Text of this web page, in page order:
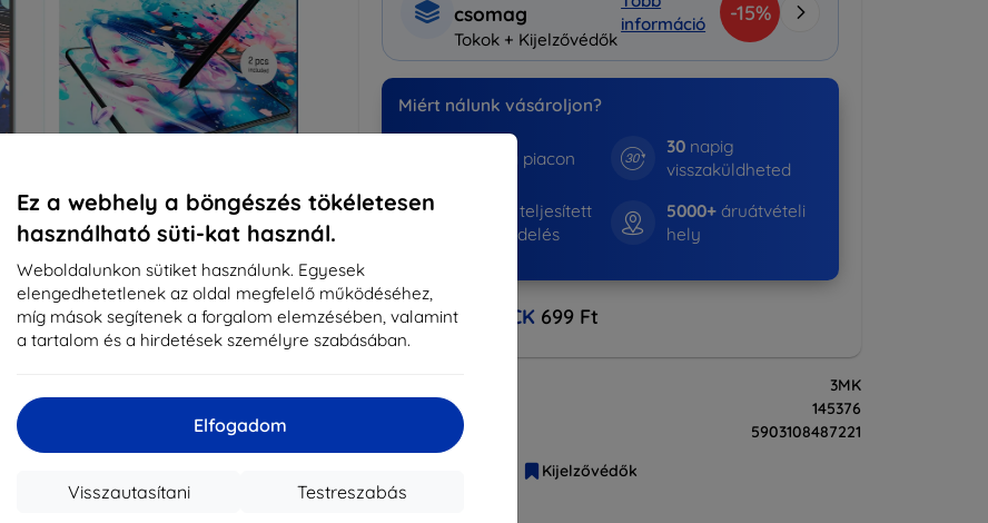
Ez a webhely a böngészés tökéletesen
használható süti-kat használ.
Weboldalunkon sütiket használunk. Egyesek
elengedhetetlenek az oldal megfelelő működéséhez,
míg mások segítenek a forgalom elemzésében, valamint
a tartalom és a hirdetések személyre szabásában.
Elfogadom
Testreszabás
Visszautasítani
csomag
Tokok + Kijelzővédők
információ
-15%
Miért nálunk vásároljon?
éve a piacon
30napig
visszaküldheted
teljesített
megrendelés
5000+áruátvételi
hely
CASHBACK 699 Ft
3MK
Gyártói cikkszám
145376
5903108487221
Kijelzővédők